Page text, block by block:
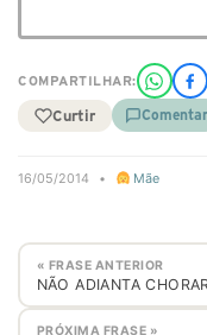
COMPARTILHAR:
Curtir Comentar
16/05/2014 • Mãe
« FRASE ANTERIOR
NÃO ADIANTA
PRÓXIMA FRASE »